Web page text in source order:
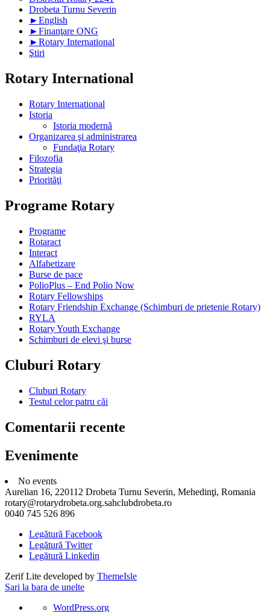
Drobeta Turnu Severin
►English
►Finanţare ONG
►Rotary International
Ştiri
Rotary International
Rotary International
Istoria
Istoria modernă
Organizarea şi administrarea
Fundaţia Rotary
Filozofia
Strategia
Priorităţi
Programe Rotary
Programe
Rotaract
Interact
Alfabetizare
Burse de pace
PolioPlus – End Polio Now
Rotary Fellowships
Rotary Friendship Exchange (Schimburi de prietenie Rotary)
RYLA
Rotary Youth Exchange
Schimburi de elevi şi burse
Cluburi Rotary
Cluburi Rotary
Testul celor patru căi
Comentarii recente
Evenimente
No events
Aurelian 16, 220112 Drobeta Turnu Severin, Mehedinţi, Romania
rotary@rotarydrobeta.org.sahclubdrobeta.ro
0040 745 526 896
Legătură Facebook
Legătură Twitter
Legătură Linkedin
Zerif Lite developed by ThemeIsle
Sari la bara de unelte
DespreWordPress.org